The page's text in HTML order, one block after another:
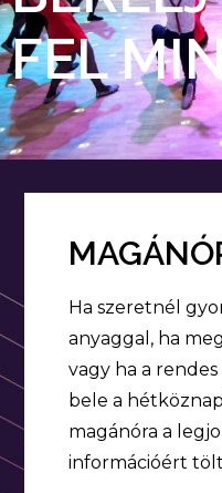
FEL
Ha szeretnél
anyaggal, ha
vagy ha a
bele a
magánóra a
információért